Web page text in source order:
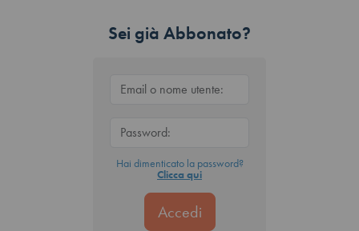
Sei già Abbonato?
Hai dimenticato la password?
Clicca qui